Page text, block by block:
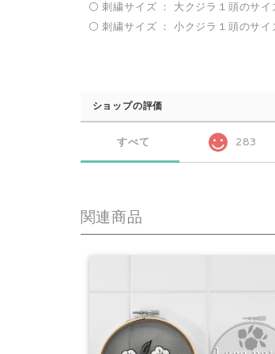
⚪️ 刺繍サイズ ： 大クジラ１頭のサ
⚪️ 刺繍サイズ ： 小クジラ１頭のサ
ショップの評価
すべて 283
関連商品